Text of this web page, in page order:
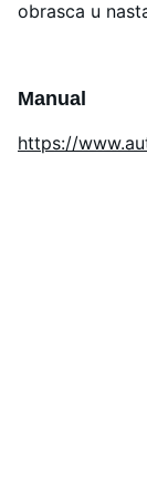
obrasca u
Manual
https://